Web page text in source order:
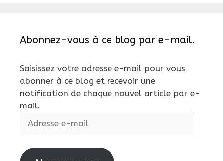
Abonnez-vous à ce blog par e-mail.
Saisissez votre adresse e-mail pour vous
abonner à ce blog et recevoir une
notification de chaque nouvel article par e-
mail.
e-